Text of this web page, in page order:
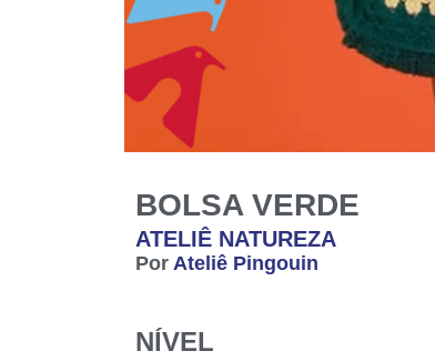
BOLSA VERDE
ATELIÊ NATUREZA
Por Ateliê Pingouin
NÍVEL